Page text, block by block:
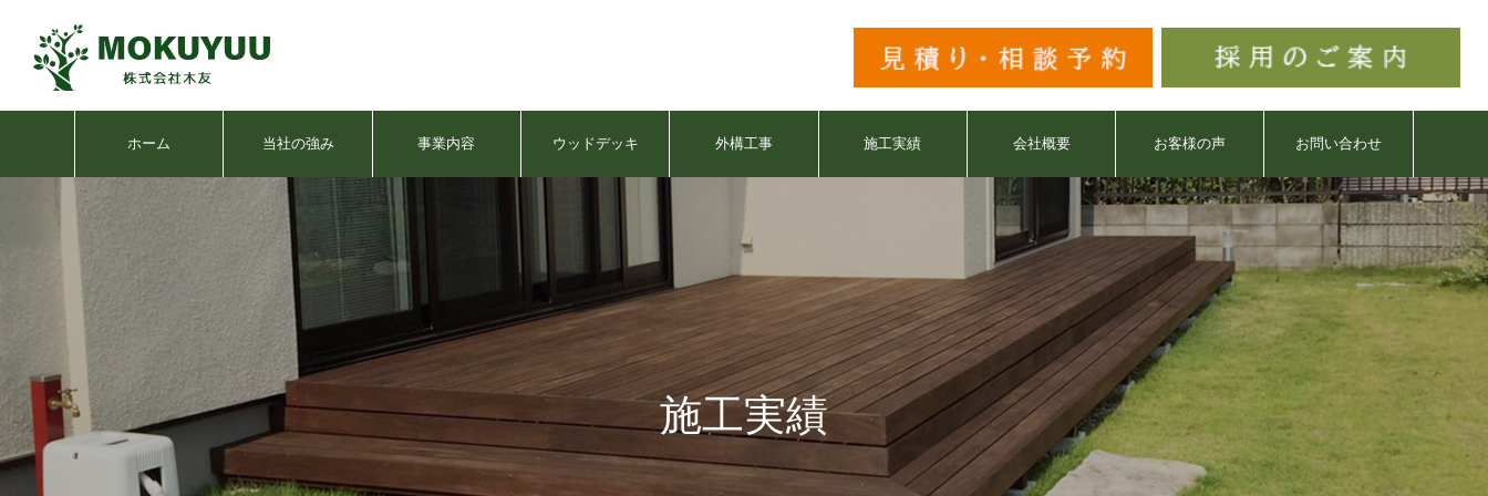
ホーム 当社の強み 事業内容 ウッドデッキ 外構工事 施工実績 会社概要 お客様の声 お問い合わせ
施工実績